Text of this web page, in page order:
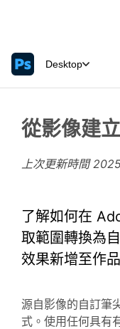
Desktop
從影像建
上次更新時間
了解如何在
取範圍轉換為
效果新增至作
源自影像的自訂筆
式。使用任何具有